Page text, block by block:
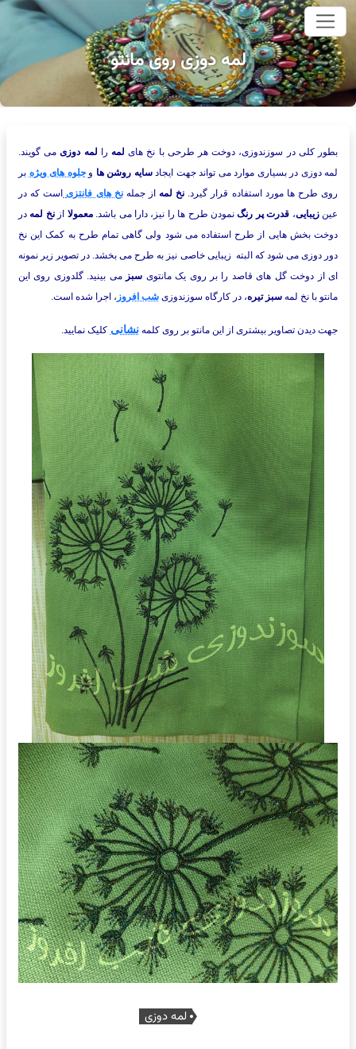
اصلی
لمه دوزی روی مانتو
بطور کلی در سوزندوزی، دوخت هر طرحی با نخ های لمه را لمه دوزیمی گویند.
لمه دوزی در بسیاری موارد می تواند جهت ایجادسایه روشن ها وجلوه های ویژه بر
روی طرح ها مورد استفاده قرار گیرد. نخ لمه از جملهنخ های فانتزی است که در
عینزیبایی، قدرت پر رنگنمودن طرح ها را نیز، دارا می باشد.معمولا ازنخ لمه در
دوخت بخش هایی از طرح استفاده می شود ولی گاهی تمام طرح به کمک این نخ
دور دوزی می شود که البته زیبایی خاصی نیز به طرح می بخشد. در تصویر زیر نمونه
ای از دوخت گل های قاصد را بر روی یک مانتوی سبزمی بینید. گلدوزی روی این
مانتو با نخ لمهسبز تیره، در کارگاه سوزندوزیشب افروز ، اجرا شده است.
جهت دیدن تصاویر بیشتری از این مانتو بر روی کلمهنشانی کلیک نمایید.
لمه دوزی